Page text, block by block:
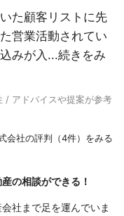
た顧客リストに先
営業活動されてい
みが入...続きをみ
/ アドバイスや提案が参考
会社の評判（4件）をみる
の相談ができる！
社まで足を運んでいま